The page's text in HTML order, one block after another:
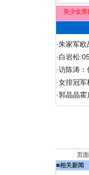
美少女库
·朱家军欧
·白岩松
·访陈涛：
·女排冠军
·郭晶晶霍
页
■相关新闻